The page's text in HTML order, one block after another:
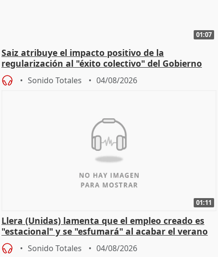
01:07
Saiz atribuye el impacto positivo de la
regularización al "éxito colectivo" del Gobierno
Sonido Totales 04/08/2026
01:11
Llera (Unidas) lamenta que el empleo creado es
"estacional" y se "esfumará" al acabar el verano
Sonido Totales 04/08/2026